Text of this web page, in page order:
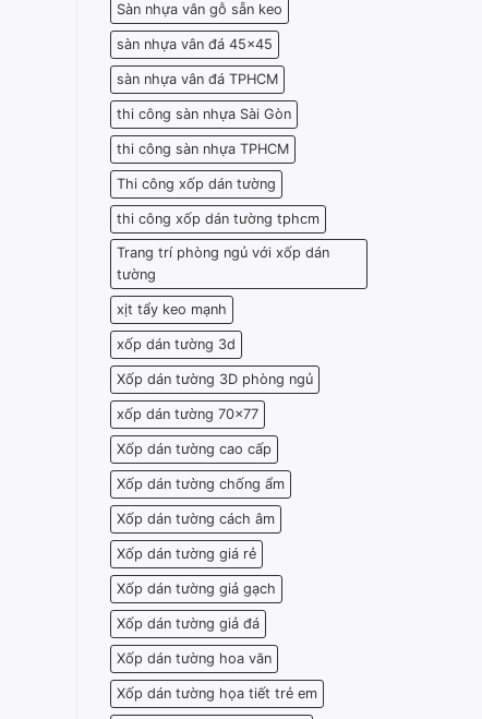
Sàn nhựa vân gỗ sẵn keo
sàn nhựa vân đá 45x45
sàn nhựa vân đá TPHCM
thi công sàn nhựa Sài Gòn
thi công sàn nhựa TPHCM
Thi công xốp dán tường
thi công xốp dán tường tphcm
Trang trí phòng ngủ với xốp dán
tường
xịt tẩy keo mạnh
xốp dán tường 3d
Xốp dán tường 3D phòng ngủ
xốp dán tường 70x77
Xốp dán tường cao cấp
Xốp dán tường chống ẩm
Xốp dán tường cách âm
Xốp dán tường giá rẻ
Xốp dán tường giả gạch
Xốp dán tường giả đá
Xốp dán tường hoa văn
Xốp dán tường họa tiết trẻ em